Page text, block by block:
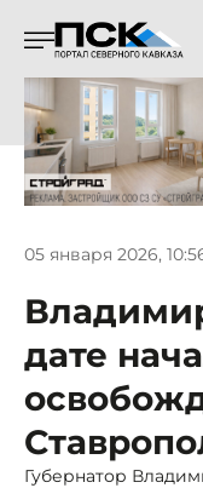
05 января 2026,
дате
Губернатор